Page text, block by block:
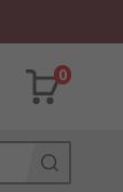
0